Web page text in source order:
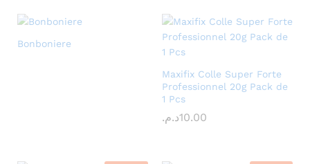
Bonboniere
Maxifix Colle Super Forte
Professionnel 20g Pack de
1 Pcs
10.00د.م.